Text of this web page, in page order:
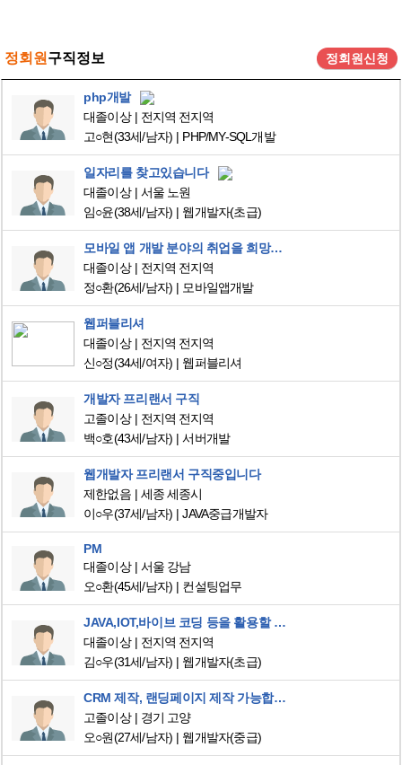
정회원 구직정보 정회원신청
php개발
대졸이상
전지역 전지역
고○현(33세/남자) PHP/MY-SQL개발
일자리를 찾고있습니다
대졸이상
서울 노원
임○윤(38세/남자) 웹개발자(초급)
모바일 앱 개발 분야의 취업을 희망합니다.
대졸이상
전지역 전지역
정○환(26세/남자) 모바일앱개발
웹퍼블리셔
대졸이상
전지역 전지역
신○정(34세/여자) 웹퍼블리셔
개발자 프리랜서 구직
고졸이상
전지역 전지역
백○호(43세/남자) 서버개발
웹개발자 프리랜서 구직중입니다
제한없음
세종 세종시
이○우(37세/남자) JAVA중급개발자
PM
대졸이상
서울 강남
오○환(45세/남자) 컨설팅업무
JAVA,IOT,바이브 코딩 등을 활용할 수 있고 경험을 쌓을 수 있는 개발 하고 싶습니다.
대졸이상
전지역 전지역
김○우(31세/남자) 웹개발자(초급)
CRM 제작, 랜딩페이지 제작 가능합니다.
고졸이상
경기 고양
오○원(27세/남자) 웹개발자(중급)